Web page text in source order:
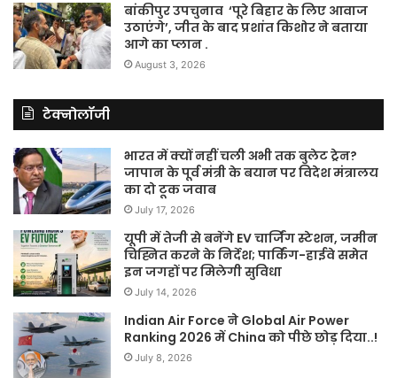
बांकीपुर उपचुनाव ‘पूरे बिहार के लिए आवाज
उठाएंगे’, जीत के बाद प्रशांत किशोर ने बताया
आगे का प्लान .
August 3, 2026
टेक्नोलॉजी
भारत में क्यों नहीं चली अभी तक बुलेट ट्रेन?
जापान के पूर्व मंत्री के बयान पर विदेश मंत्रालय
का दो टूक जवाब
July 17, 2026
यूपी में तेजी से बनेंगे EV चार्जिंग स्टेशन, जमीन
चिह्नित करने के निर्देश; पार्किंग-हाईवे समेत
इन जगहों पर मिलेगी सुविधा
July 14, 2026
Indian Air Force ने Global Air Power
Ranking 2026 में China को पीछे छोड़ दिया..!
July 8, 2026